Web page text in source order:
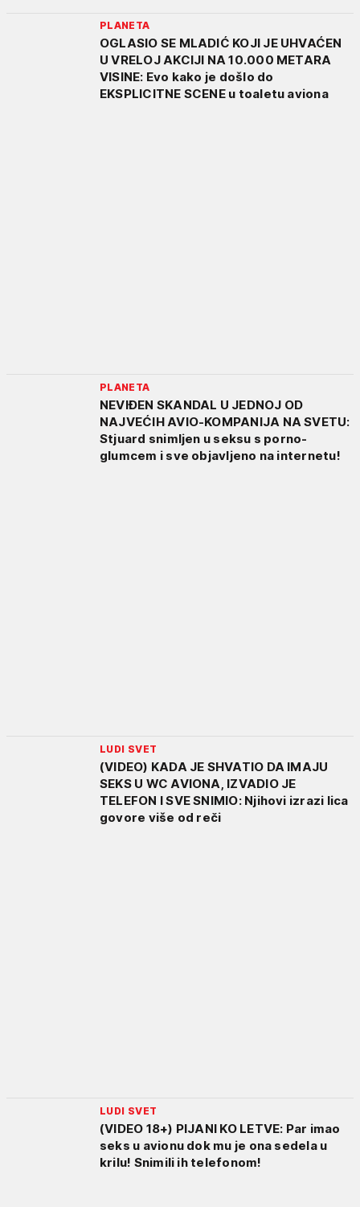
PLANETA
OGLASIO SE MLADIĆ KOJI JE UHVAĆEN
U VRELOJ AKCIJI NA 10.000 METARA
VISINE: Evo kako je došlo do
EKSPLICITNE SCENE u toaletu aviona
PLANETA
NEVIĐEN SKANDAL U JEDNOJ OD
NAJVEĆIH AVIO-KOMPANIJA NA SVETU:
Stjuard snimljen u seksu s porno-
glumcem i sve objavljeno na internetu!
LUDI SVET
(VIDEO) KADA JE SHVATIO DA IMAJU
SEKS U WC AVIONA, IZVADIO JE
TELEFON I SVE SNIMIO: Njihovi izrazi lica
govore više od reči
LUDI SVET
(VIDEO 18+) PIJANI KO LETVE: Par imao
seks u avionu dok mu je ona sedela u
krilu! Snimili ih telefonom!